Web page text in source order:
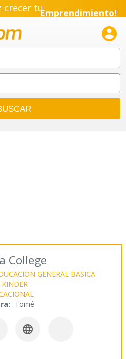
crecer tuEmprendimiento!

College
GENERAL BASICA
KINDER
Tomé
